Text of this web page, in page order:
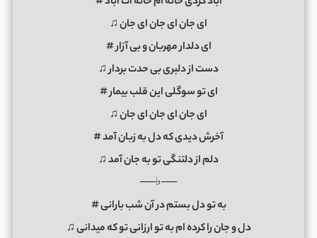
ای جان ای جان ای جان ♫
ای دلدار مهربان و بی آزار #
دست از دلبری بی حدت بردار ♫
ای تو سوگلی این قلب بیمار #
ای جان ای جان ای جان ♫
آخرش دیدی که دل به زبان آمد #
دلم از دلتنگی تو به جان آمد ♫
──♭──
به تو دل بستم در آن شب بارانی #
دل و جان را کرده ام به تو ارزانی تو که میدانی ♫